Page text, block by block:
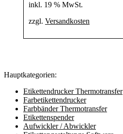
inkl. 19 % MwSt.
zzgl. Versandkosten
Hauptkategorien:
Etikettendrucker Thermotransfer
Farbetikettendrucker
Farbbänder Thermotransfer
Etikettenspender
Aufwickler / Abwickler